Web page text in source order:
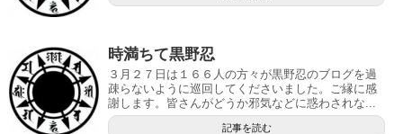
時満ちて黒野忍
３月２７日は１６６人の方々が黒野忍のブログを過
疎らないように巡回してくださいました。ご縁に感
謝します。皆さんがどうか邪気などに惑わされな...
記事を読む